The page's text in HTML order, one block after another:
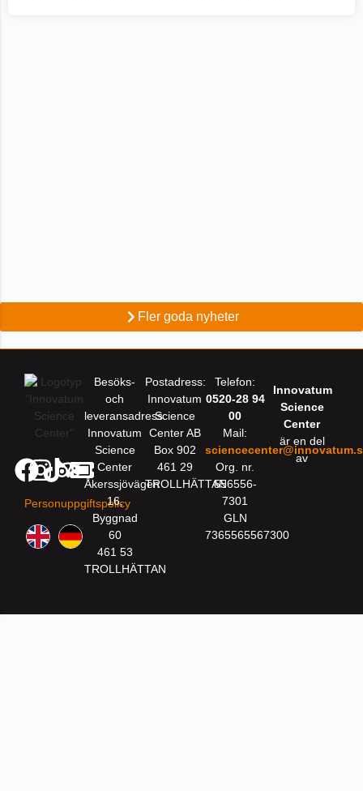
Fler goda nyheter
Personuppgiftspolicy
Besöks-
och
leveransadress:
Innovatum
Science
Center
Åkerssjövägen
16,
Byggnad
60
461 53
TROLLHÄTTAN
Postadress:
Innovatum
Science
Center AB
Box 902
461 29
TROLLHÄTTAN
Telefon:
0520-28 94
00
Mail:
Org. nr.
556556-
7301
GLN
7365565567300
Innovatum
Science
Center
är en del
av